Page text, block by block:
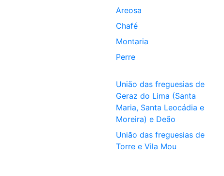
Areosa
Chafé
Montaria
Perre
União das freguesias de
Geraz do Lima (Santa
Maria, Santa Leocádia e
Moreira) e Deão
União das freguesias de
Torre e Vila Mou